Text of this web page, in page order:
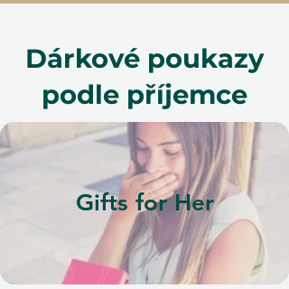
Dárkové poukazy
podle příjemce
Gifts for Her